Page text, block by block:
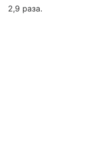
2,9 раза.